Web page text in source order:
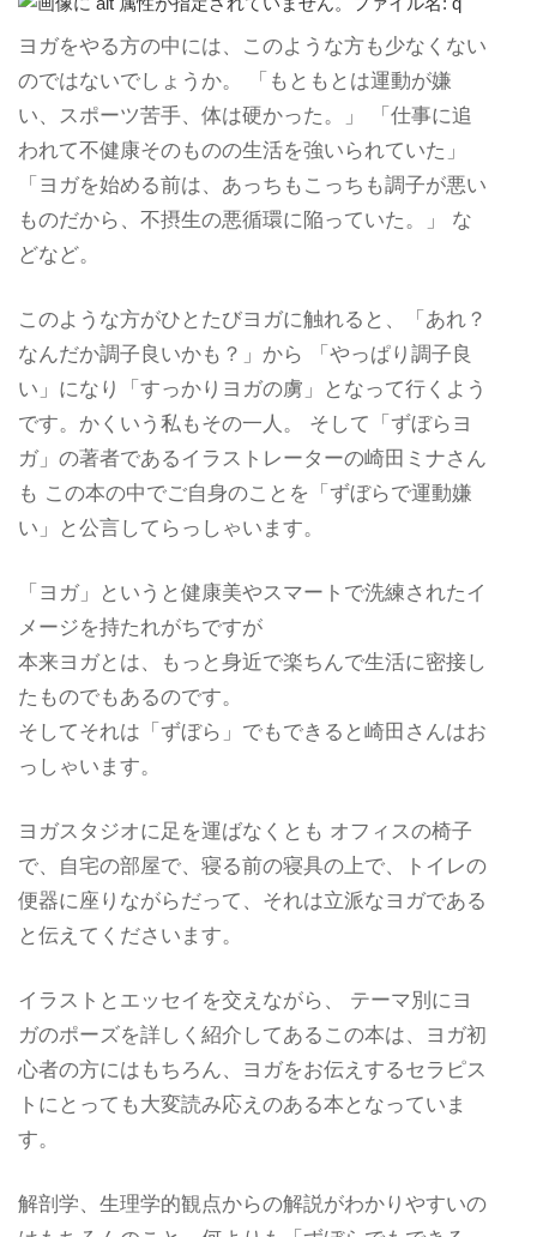
ヨガをやる方の中には、このような方も少なくない
のではないでしょうか。 「もともとは運動が嫌
い、スポーツ苦手、体は硬かった。」 「仕事に追
われて不健康そのものの生活を強いられていた」
「ヨガを始める前は、あっちもこっちも調子が悪い
ものだから、不摂生の悪循環に陥っていた。」 な
どなど。
このような方がひとたびヨガに触れると、「あれ？
なんだか調子良いかも？」から 「やっぱり調子良
い」になり「すっかりヨガの虜」となって行くよう
です。かくいう私もその一人。 そして「ずぼらヨ
ガ」の著者であるイラストレーターの崎田ミナさん
も この本の中でご自身のことを「ずぼらで運動嫌
い」と公言してらっしゃいます。
「ヨガ」というと健康美やスマートで洗練されたイ
メージを持たれがちですが
本来ヨガとは、もっと身近で楽ちんで生活に密接し
たものでもあるのです。
そしてそれは「ずぼら」でもできると崎田さんはお
っしゃいます。
ヨガスタジオに足を運ばなくとも オフィスの椅子
で、自宅の部屋で、寝る前の寝具の上で、トイレの
便器に座りながらだって、それは立派なヨガである
と伝えてくださいます。
イラストとエッセイを交えながら、 テーマ別にヨ
ガのポーズを詳しく紹介してあるこの本は、ヨガ初
心者の方にはもちろん、ヨガをお伝えするセラピス
トにとっても大変読み応えのある本となっていま
す。
解剖学、生理学的観点からの解説がわかりやすいの